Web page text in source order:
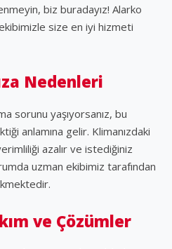
biz buradayız! Alarko
size en iyi hizmeti
Nedenleri
sorunu yaşıyorsanız, bu
anlamına gelir. Klimanızdaki
azalır ve istediğiniz
uzman ekibimiz tarafından
ve Çözümler